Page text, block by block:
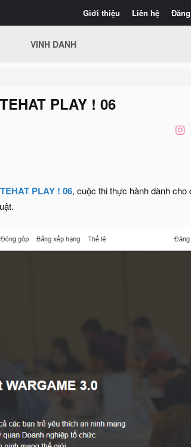
Giới thiệu Liên hệ
VINH DANH
PLAY ! 06
PLAY ! 06, cuộc thi thực hành dành cho